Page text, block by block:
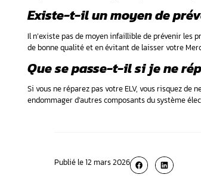
FAQ
Qu’est-ce
L’ELV (Electronic
contacteur d’allumage
Quels sont
ELV lui-même.